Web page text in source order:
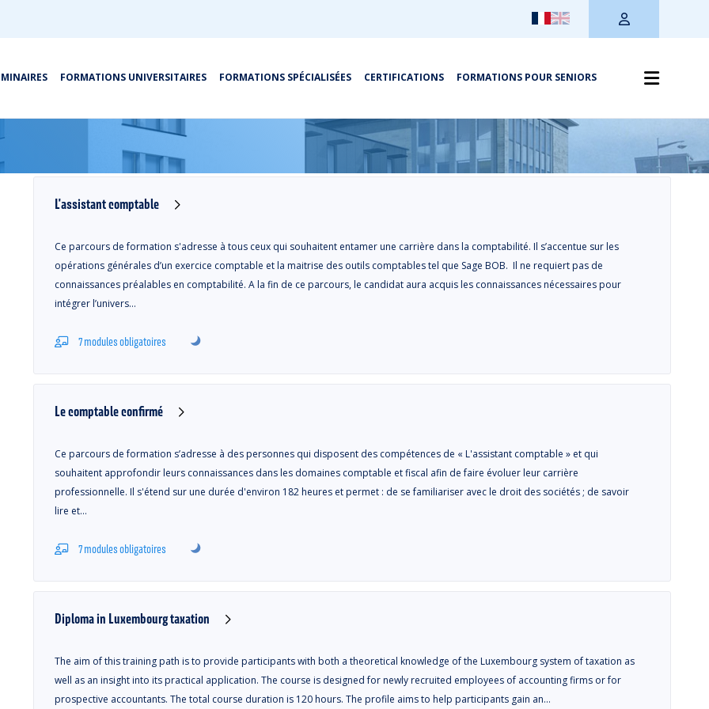
FORMATIONS UNIVERSITAIRES FORMATIONS SPÉCIALISÉES CERTIFICATIONS FORMATIONS POUR SENIORS
Cours en blended learning
L'assistant comptable
Ce parcours de formation s'adresse à tous ceux qui souhaitent entamer une carrière dans la comptabilité. Il s’accentue sur les
opérations générales d’un exercice comptable et la maitrise des outils comptables tel que Sage BOB. Il ne requiert pas de
connaissances préalables en comptabilité. A la fin de ce parcours, le candidat aura acquis les connaissances nécessaires pour
intégrer l’univers…
7 modules obligatoires
Le comptable confirmé
Ce parcours de formation s’adresse à des personnes qui disposent des compétences de « L'assistant comptable » et qui
souhaitent approfondir leurs connaissances dans les domaines comptable et fiscal afin de faire évoluer leur carrière
professionnelle. Il s'étend sur une durée d'environ 182 heures et permet : de se familiariser avec le droit des sociétés ; de savoir
lire et…
7 modules obligatoires
Diploma in Luxembourg taxation
The aim of this training path is to provide participants with both a theoretical knowledge of the Luxembourg system of taxation as
well as an insight into its practical application. The course is designed for newly recruited employees of accounting firms or for
prospective accountants. The total course duration is 120 hours. The profile aims to help participants gain an…